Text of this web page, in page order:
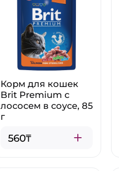
Корм для кошек
Brit Premium с
лососем в соусе, 85
г
560₸